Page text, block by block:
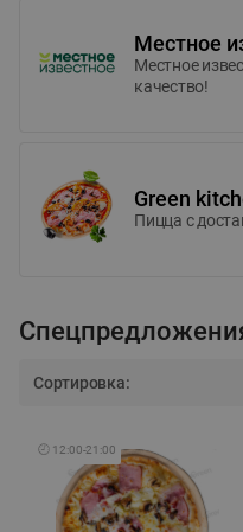
Местное
Местное
качество!
Green
Пицца c
Сортировка:
🕘 12:00-21:00